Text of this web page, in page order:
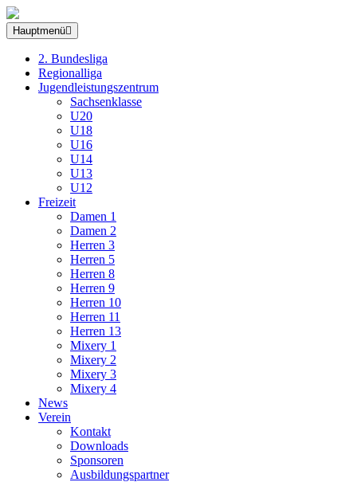
Hauptmenü
2. Bundesliga
Regionalliga
Jugendleistungszentrum
Sachsenklasse
U20
U18
U16
U14
U13
U12
Freizeit
Damen 1
Damen 2
Herren 3
Herren 5
Herren 8
Herren 9
Herren 10
Herren 11
Herren 13
Mixery 1
Mixery 2
Mixery 3
Mixery 4
News
Verein
Kontakt
Downloads
Sponsoren
Ausbildungspartner